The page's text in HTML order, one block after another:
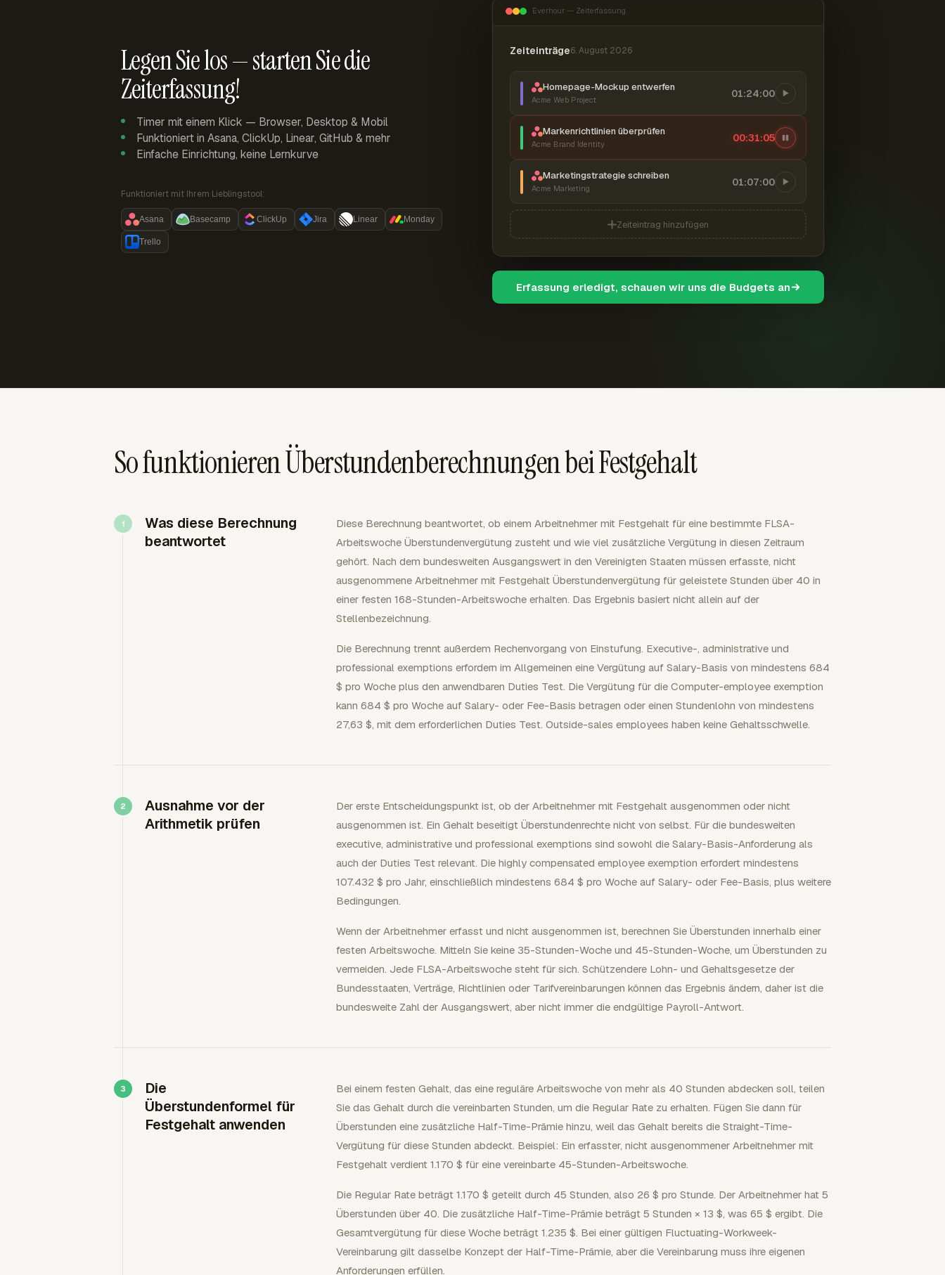
Legen Sie los — starten Sie die
Zeiterfassung!
Timer mit einem Klick — Browser, Desktop & Mobil
Funktioniert in Asana, ClickUp, Linear, GitHub & mehr
Einfache Einrichtung, keine Lernkurve
Funktioniert mit Ihrem Lieblingstool:
Asana Basecamp ClickUp Jira Linear Monday
Trello
Everhour — Zeiterfassung
Zeiteinträge6. August 2026
Homepage-Mockup entwerfen
Acme Web Project
01:24:00
Markenrichtlinien überprüfen
Acme Brand Identity
00:31:06
Marketingstrategie schreiben
Acme Marketing
01:07:00
Zeiteintrag hinzufügen
Erfassung erledigt, schauen wir uns die Budgets an
So funktionieren Überstundenberechnungen bei Festgehalt
Was diese Berechnung
beantwortet
Diese Berechnung beantwortet, ob einem Arbeitnehmer mit Festgehalt für eine bestimmte FLSA-
Arbeitswoche Überstundenvergütung zusteht und wie viel zusätzliche Vergütung in diesen Zeitraum
gehört. Nach dem bundesweiten Ausgangswert in den Vereinigten Staaten müssen erfasste, nicht
ausgenommene Arbeitnehmer mit Festgehalt Überstundenvergütung für geleistete Stunden über 40 in
einer festen 168-Stunden-Arbeitswoche erhalten. Das Ergebnis basiert nicht allein auf der
Stellenbezeichnung.
Die Berechnung trennt außerdem Rechenvorgang von Einstufung. Executive-, administrative und
professional exemptions erfordern im Allgemeinen eine Vergütung auf Salary-Basis von mindestens 684
$ pro Woche plus den anwendbaren Duties Test. Die Vergütung für die Computer-employee exemption
kann 684 $ pro Woche auf Salary- oder Fee-Basis betragen oder einen Stundenlohn von mindestens
27,63 $, mit dem erforderlichen Duties Test. Outside-sales employees haben keine Gehaltsschwelle.
Ausnahme vor der
Arithmetik prüfen
Der erste Entscheidungspunkt ist, ob der Arbeitnehmer mit Festgehalt ausgenommen oder nicht
ausgenommen ist. Ein Gehalt beseitigt Überstundenrechte nicht von selbst. Für die bundesweiten
executive, administrative und professional exemptions sind sowohl die Salary-Basis-Anforderung als
auch der Duties Test relevant. Die highly compensated employee exemption erfordert mindestens
107.432 $ pro Jahr, einschließlich mindestens 684 $ pro Woche auf Salary- oder Fee-Basis, plus weitere
Bedingungen.
Wenn der Arbeitnehmer erfasst und nicht ausgenommen ist, berechnen Sie Überstunden innerhalb einer
festen Arbeitswoche. Mitteln Sie keine 35-Stunden-Woche und 45-Stunden-Woche, um Überstunden zu
vermeiden. Jede FLSA-Arbeitswoche steht für sich. Schützendere Lohn- und Gehaltsgesetze der
Bundesstaaten, Verträge, Richtlinien oder Tarifvereinbarungen können das Ergebnis ändern, daher ist die
bundesweite Zahl der Ausgangswert, aber nicht immer die endgültige Payroll-Antwort.
Die
Überstundenformel für
Festgehalt anwenden
Bei einem festen Gehalt, das eine reguläre Arbeitswoche von mehr als 40 Stunden abdecken soll, teilen
Sie das Gehalt durch die vereinbarten Stunden, um die Regular Rate zu erhalten. Fügen Sie dann für
Überstunden eine zusätzliche Half-Time-Prämie hinzu, weil das Gehalt bereits die Straight-Time-
Vergütung für diese Stunden abdeckt. Beispiel: Ein erfasster, nicht ausgenommener Arbeitnehmer mit
Festgehalt verdient 1.170 $ für eine vereinbarte 45-Stunden-Arbeitswoche.
Die Regular Rate beträgt 1.170 $ geteilt durch 45 Stunden, also 26 $ pro Stunde. Der Arbeitnehmer hat 5
Überstunden über 40. Die zusätzliche Half-Time-Prämie beträgt 5 Stunden × 13 $, was 65 $ ergibt. Die
Gesamtvergütung für diese Woche beträgt 1.235 $. Bei einer gültigen Fluctuating-Workweek-
Vereinbarung gilt dasselbe Konzept der Half-Time-Prämie, aber die Vereinbarung muss ihre eigenen
Anforderungen erfüllen.